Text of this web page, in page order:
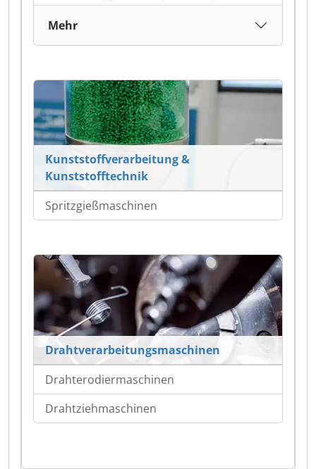
Mehr
Kunststoffverarbeitung &
Kunststofftechnik
Spritzgießmaschinen
Drahtverarbeitungsmaschinen
Drahterodiermaschinen
Drahtziehmaschinen